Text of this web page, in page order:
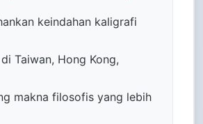
keindahan kaligrafi
Taiwan, Hong Kong,
makna filosofis yang lebih